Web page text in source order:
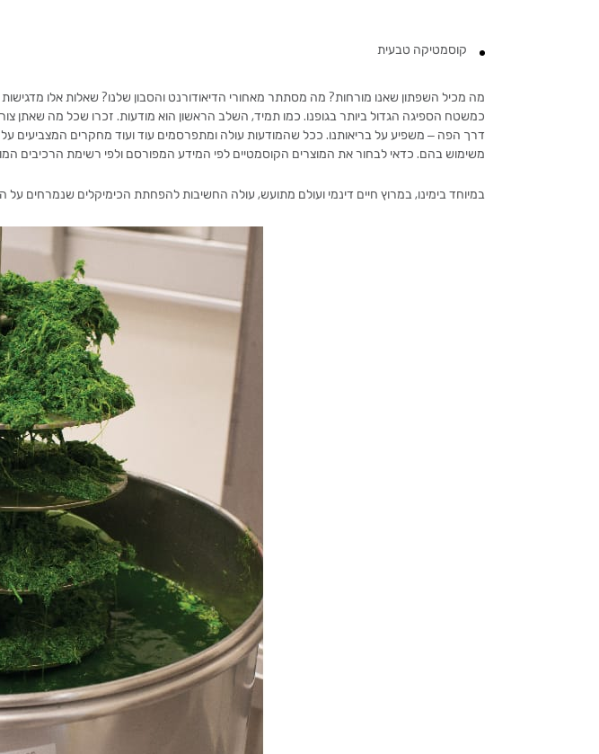
קוסמטיקה טבעית
מה מכיל השפתון שאנו מורחות? מה מסתתר מאחורי הדיאודורנט והסבון שלנו? שאלות אלו
כמשטח הספיגה הגדול ביותר בגופנו. כמו תמיד, השלב הראשון הוא מודעות. זכרו שכל מה שאתן
דרך הפה – משפיע על בריאותנו. ככל שהמודעות עולה ומתפרסמים עוד ועוד מחקרים המצביעים
משימוש בהם. כדאי לבחור את המוצרים הקוסמטיים לפי המידע המפורסם ולפי רשימת הרכיבים
במיוחד בימינו, במרוץ חיים דינמי ועולם מתועש, עולה החשיבות להפחתת הכימיקלים שנמרחים